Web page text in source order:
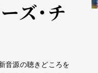
ズ・チ
音源の聴きどころを